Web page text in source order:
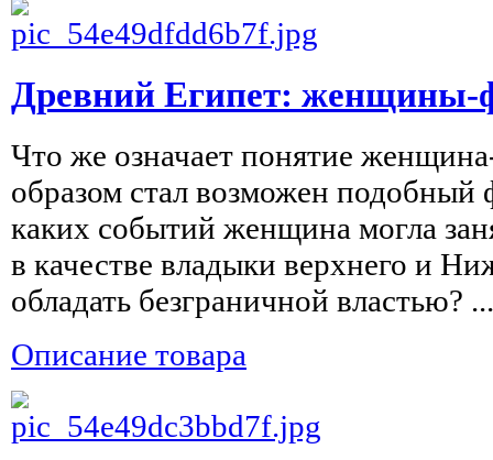
Древний Египет: женщины-
Что же означает понятие
образом стал возможен подобный
каких событий женщина могла
в качестве владыки верхнего и
обладать безграничной властью? ...
Описание товара